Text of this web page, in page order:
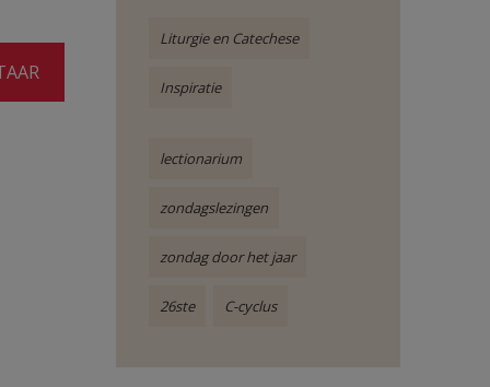
Liturgie en Catechese
Inspiratie
lectionarium
zondagslezingen
zondag door het jaar
26ste C-cyclus